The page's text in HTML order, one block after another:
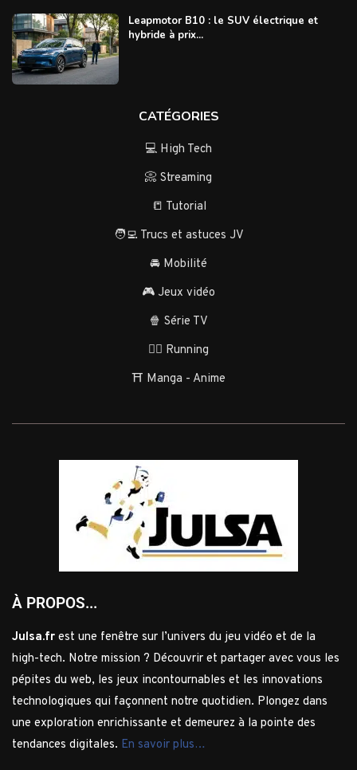
Leapmotor B10 : le SUV électrique et
hybride à prix...
CATÉGORIES
💻 High Tech
📀 Streaming
📒 Tutorial
🧑‍💻 Trucs et astuces JV
🚘 Mobilité
🎮 Jeux vidéo
🍿 Série TV
🏃‍♂️ Running
⛩️ Manga - Anime
À PROPOS...
Julsa.fr est une fenêtre sur l’univers du jeu vidéo et de la
high-tech. Notre mission ? Découvrir et partager avec vous les
pépites du web, les jeux incontournables et les innovations
technologiques qui façonnent notre quotidien. Plongez dans
une exploration enrichissante et demeurez à la pointe des
tendances digitales. En savoir plus…